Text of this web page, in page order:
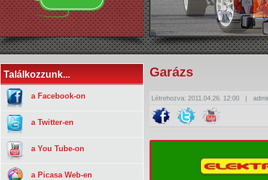
Találkozzunk...
a Facebook-on
a Twitter-en
a You Tube-on
a Picasa Web-en
Garázs
Létrehozva: 2011.04.26. 12:00 |